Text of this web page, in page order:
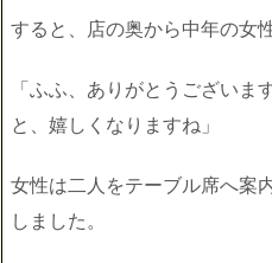
すると、店の奥から中年の女
「ふふ、ありがとうございま
と、嬉しくなりますね」
女性は二人をテーブル席へ案
しました。